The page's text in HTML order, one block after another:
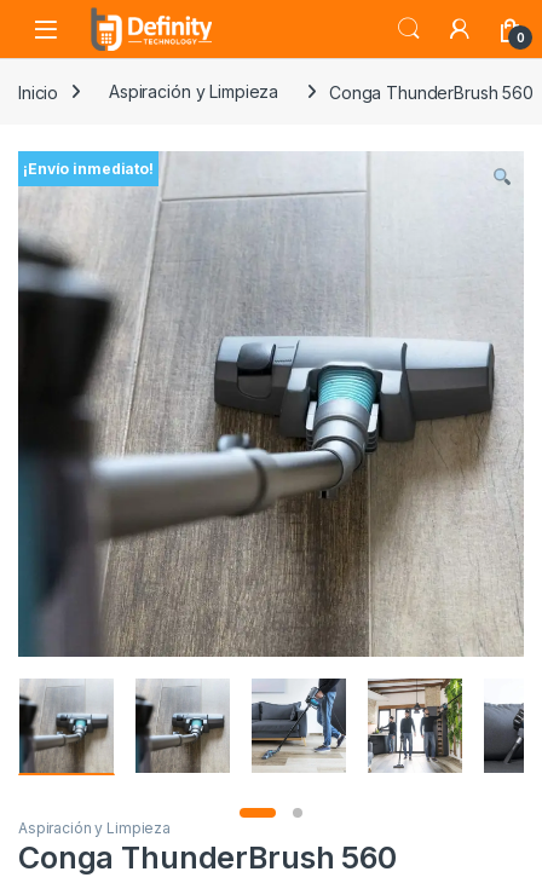
Skip to navigation
Skip to content
Open 0
Inicio Aspiración y Limpieza Conga ThunderBrush 560
¡Envío inmediato!
Aspiración y Limpieza
Conga ThunderBrush 560